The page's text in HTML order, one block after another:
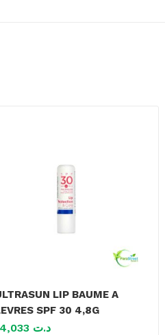
LIP BAUME A
SPF 30 4,8G
د.ت